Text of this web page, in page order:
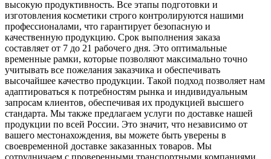
высокую продуктивность. Все этапы подготовки и
изготовления косметики строго контролируются нашими
профессионалами, что гарантирует безопасную и
качественную продукцию. Срок выполнения заказа
составляет от 7 до 21 рабочего дня. Это оптимальные
временные рамки, которые позволяют максимально точно
учитывать все пожелания заказчика и обеспечивать
высочайшее качество продукции. Такой подход позволяет нам
адаптироваться к потребностям рынка и индивидуальным
запросам клиентов, обеспечивая их продукцией высшего
стандарта. Мы также предлагаем услуги по доставке нашей
продукции по всей России. Это значит, что независимо от
вашего местонахождения, вы можете быть уверены в
своевременной доставке заказанных товаров. Мы
сотрудничаем с проверенными транспортными компаниями,